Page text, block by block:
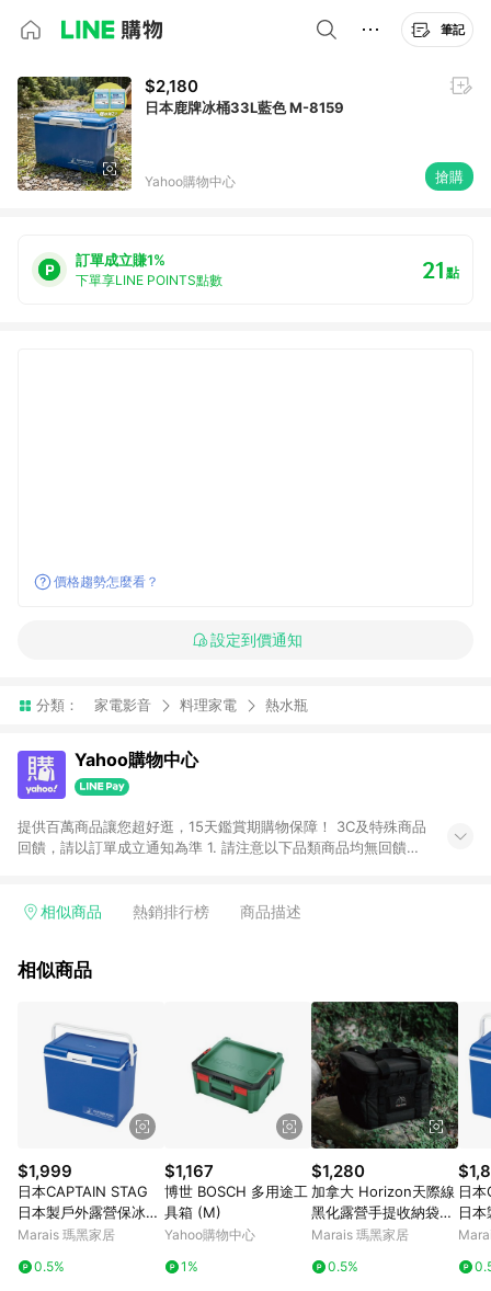
筆記
$2,180
日本鹿牌冰桶33L藍色 M-8159
Yahoo購物中心 搶購
訂單成立賺1%
下單享LINE POINTS點數 21點
價格趨勢怎麼看？
設定到價通知
分類： 家電影音 料理家電 熱水瓶
Yahoo購物中心
提供百萬商品讓您超好逛，15天鑑賞期購物保障！ 3C及特殊商品
回饋，請以訂單成立通知為準 1. 請注意以下品類商品均無回饋：
電玩/遊戲/相機/單眼/鏡頭/拍立得 [2024/6/1起適用] -內接硬
的購回饋活動享Yahoo超贈點回饋者 - 購物中心商店之商品：商
3. 訂單回饋金額將扣除運費/購物金/超贈點/福利金/紅利折抵/折
價券等虛擬貨幣折抵 4. 大宗採購或批發轉賣不具回饋資格： 如
有相關事證認定您為大宗採購、批發轉賣而非最終消費使用者，
相關認定以Yahoo購物中心之認定為準
相似商品 熱銷排行榜 商品描述
相似商品
$1,999
日本CAPTAIN STAG
日本製戶外露營保冰桶
30L(藍色)
Marais 瑪黑家居
0.5%
$1,167
博世 BOSCH 多用途工
具箱 (M)
Yahoo購物中心
1%
$1,280
加拿大 Horizon天際線
黑化露營手提收納袋20
L - 沙漠黃
Marais 瑪黑家居
0.5%
日本
日
藍